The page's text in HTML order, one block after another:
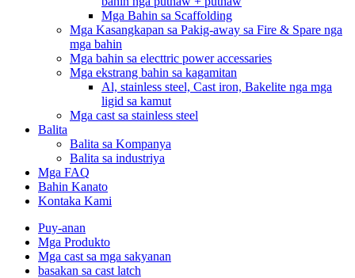
Mga Bahin sa Scaffolding
Mga Kasangkapan sa Pakig-away sa Fire & Spare nga
mga bahin
Mga bahin sa electtric power accessaries
Mga ekstrang bahin sa kagamitan
Al, stainless steel, Cast iron, Bakelite nga mga
ligid sa kamut
Mga cast sa stainless steel
Balita
Balita sa Kompanya
Balita sa industriya
Mga FAQ
Bahin Kanato
Kontaka Kami
Puy-anan
Mga Produkto
Mga cast sa mga sakyanan
basakan sa cast latch